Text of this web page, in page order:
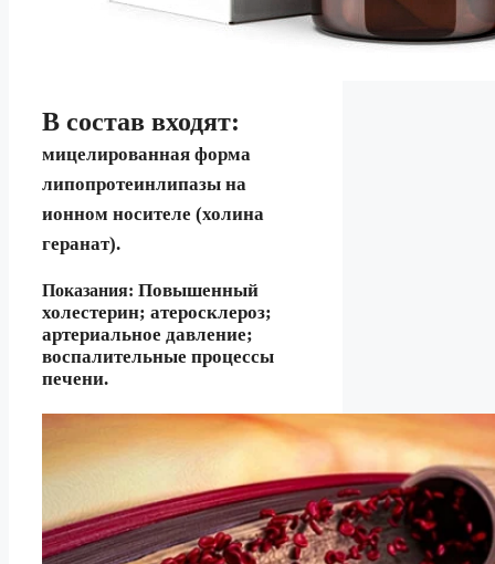
В состав входят:
мицелированная форма
липопротеинлипазы на
ионном носителе (холина
геранат).
Показания: Повышенный
холестерин; атеросклероз;
артериальное давление;
воспалительные процессы
печени.